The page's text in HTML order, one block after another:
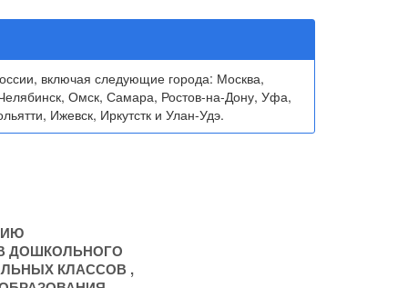
включая следующие города: Москва,
Омск, Самара, Ростов-на-Дону, Уфа,
Ижевск, Иркутстк и Улан-Удэ.
ДОШКОЛЬНОГО
КЛАССОВ ,